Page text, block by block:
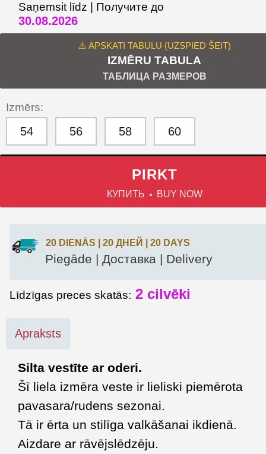
Saņemsit līdz | Получите до
30.08.2026
⚠️ APSKATI TABULU (UZSPIED ŠEIT)
IZMĒRU TABULA
ТАБЛИЦА РАЗМЕРОВ
Izmērs:
54 56 58 60
PIRKT
КУПИТЬ BUY NOW
20 DIENĀS | 20 ДНЕЙ | 20 DAYS
Piegāde | Доставка | Delivery
Līdzīgas preces skatās: 2 cilvēki
Apraksts
Silta vestīte ar oderi.
Šī liela izmēra veste ir lieliski piemērota
pavasara/rudens sezonai.
Tā ir ērta un stilīga valkāšanai ikdienā.
Aizdare ar rāvējslēdzēju.